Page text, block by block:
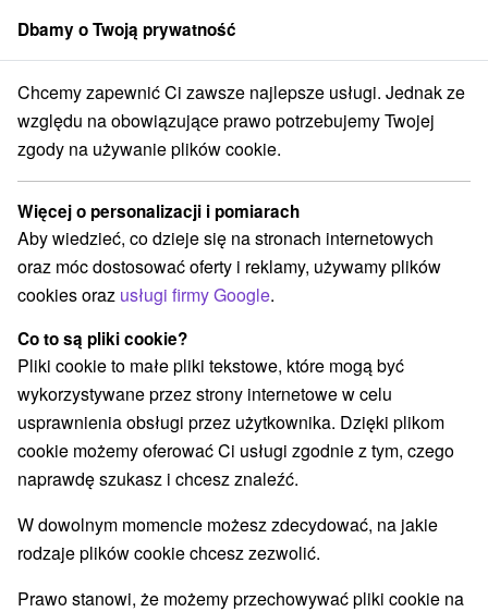
członek grupySorger
na prenájom Stredné Slovensko Žilinský kraj Vyšná Boca
Chaty na prenájom Vyšná Boca
Kategorie
Wszystkie kategorie
Chaty na prenájom(3)
Drevenice(8)
Wybierz lokalizację lub datę
WSZYSTKO NAJTAŃSZE NAJDROŻSZE NA
Dbamy o Twoją prywatność
Chcemy zapewnić Ci zawsze najlepsze usługi. Jednak ze
względu na obowiązujące prawo potrzebujemy Twojej
zgody na używanie plików cookie.
Więcej o personalizacji i pomiarach
Aby wiedzieć, co dzieje się na stronach internetowych
oraz móc dostosować oferty i reklamy, używamy plików
cookies oraz usługi firmy Google.
Co to są pliki cookie?
Pliki cookie to małe pliki tekstowe, które mogą być
wykorzystywane przez strony internetowe w celu
usprawnienia obsługi przez użytkownika. Dzięki plikom
cookie możemy oferować Ci usługi zgodnie z tym, czego
naprawdę szukasz i chcesz znaleźć.
W dowolnym momencie możesz zdecydować, na jakie
rodzaje plików cookie chcesz zezwolić.
Prawo stanowi, że możemy przechowywać pliki cookie na